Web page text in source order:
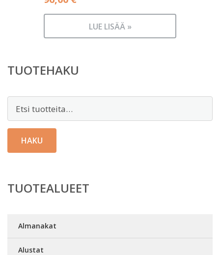
LUE LISÄÄ »
TUOTEHAKU
HAKU
TUOTEALUEET
Almanakat
Alustat